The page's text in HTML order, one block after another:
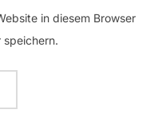
in diesem Browser
speichern.